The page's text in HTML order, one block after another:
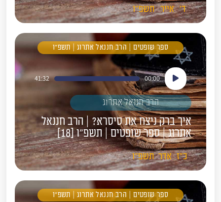
ד' אייר תשפ"ו
ספר שופטים | הרב חננאל אתרוג | תשפ"ו
נגן
אודיו
00:00
41:32
הרב חננאל אתרוג
איך ברק ניצח את סיסרא? | הרב חננאל
אתרוג | ספר שופטים | תשפ"ו [18]
כ"ז אדר תשפ"ו
ספר שופטים | הרב חננאל אתרוג | תשפ"ו